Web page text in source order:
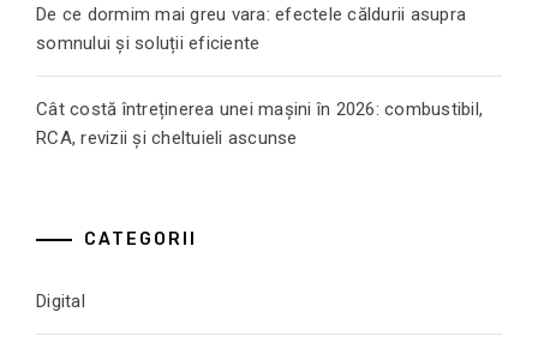
De ce dormim mai greu vara: efectele căldurii asupra
somnului și soluții eficiente
Cât costă întreținerea unei mașini în 2026: combustibil,
RCA, revizii și cheltuieli ascunse
CATEGORII
Digital